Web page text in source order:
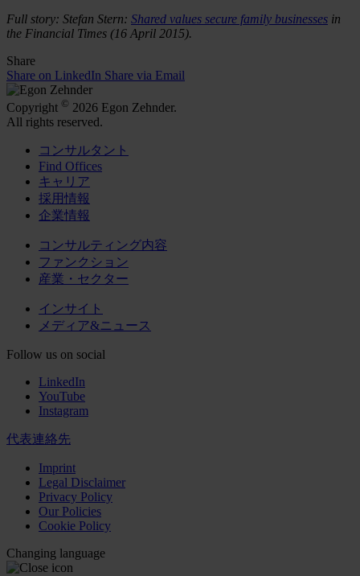
Full story: Stefan Stern: Shared values secure family businesses in
the Financial Times (16 April 2015).
Share
Share on LinkedIn Share via Email
Copyright © 2026 Egon Zehnder.
All rights reserved.
コンサルタント
Find Offices
キャリア
採用情報
企業情報
コンサルティング内容
ファンクション
産業・セクター
インサイト
メディア&ニュース
Follow us on social
LinkedIn
YouTube
Instagram
代表連絡先
Imprint
Legal Disclaimer
Privacy Policy
Our Policies
Cookie Policy
Changing language